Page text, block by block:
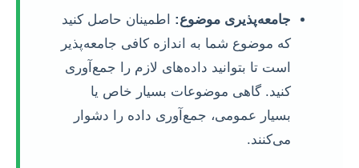
جامعه‌پذیری موضوع: اطمینان حاصل کنید
که موضوع شما به اندازه کافی جامعه‌پذیر
است تا بتوانید داده‌های لازم را جمع‌آوری
کنید. گاهی موضوعات بسیار خاص یا
بسیار عمومی، جمع‌آوری داده را دشوار
می‌کنند.